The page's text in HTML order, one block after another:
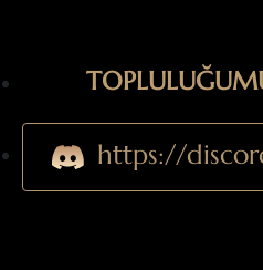
https://